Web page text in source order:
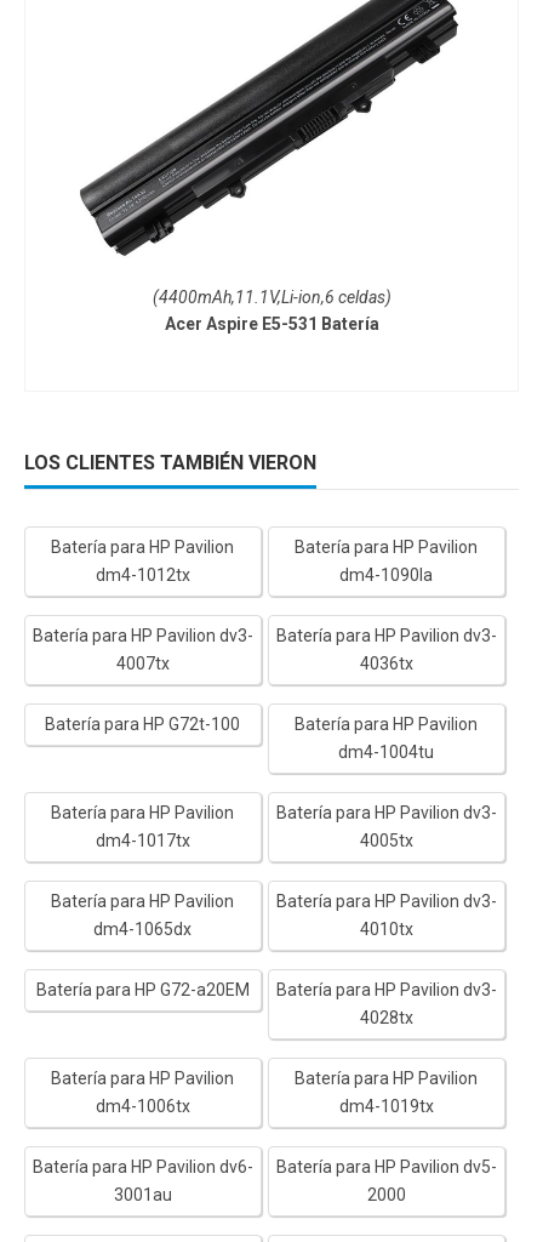
(4400mAh,11.1V,Li-ion,6 celdas)
Acer Aspire E5-531 Batería
LOS CLIENTES TAMBIÉN VIERON
Batería para HP Pavilion
dm4-1012tx
Batería para HP Pavilion
dm4-1090la
Batería para HP Pavilion dv3-
4007tx
Batería para HP Pavilion dv3-
4036tx
Batería para HP G72t-100
Batería para HP Pavilion
dm4-1004tu
Batería para HP Pavilion
dm4-1017tx
Batería para HP Pavilion dv3-
4005tx
Batería para HP Pavilion
dm4-1065dx
Batería para HP Pavilion dv3-
4010tx
Batería para HP G72-a20EM
Batería para HP Pavilion dv3-
4028tx
Batería para HP Pavilion
dm4-1006tx
Batería para HP Pavilion
dm4-1019tx
Batería para HP Pavilion dv6-
3001au
Batería para HP Pavilion dv5-
2000